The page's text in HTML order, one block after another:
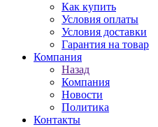
Как купить
Условия оплаты
Условия доставки
Гарантия на товар
Компания
Назад
Компания
Новости
Политика
Контакты